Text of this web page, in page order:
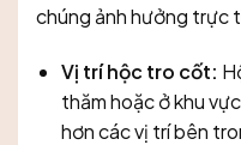
chúng ảnh hưởng trực
Vị trí hộc tro cốt:
thăm hoặc ở khu
hơn các vị trí bên